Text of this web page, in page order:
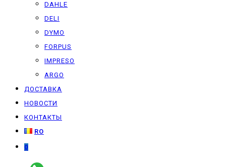
DAHLE
DELI
DYMO
FORPUS
IMPRESO
ARGO
ДОСТАВКА
НОВОСТИ
КОНТАКТЫ
RO
0